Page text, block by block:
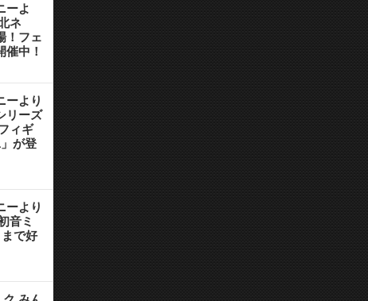
ーよ
ネ
！フェ
中！
ーより
リーズ
ィギ
が登
ーより
音ミ
で好